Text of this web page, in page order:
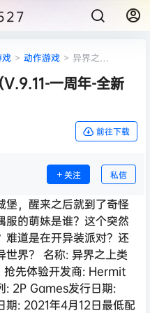
戏 > 动作游戏 > 异界之
一周年-全新
前往下载
关注 私信
堡，醒来之后就到了奇怪
服的萌妹是谁？这个突然
难道是在开异装派对？还
世界？ 名称: 异界之上类
抢先体验开发商: Hermit
: 2P Games发行日期:
期: 2021年4月12日最低配